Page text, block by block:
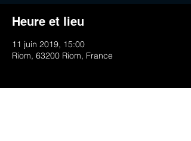
Heure et lieu
11 juin 2019, 15:00
Riom, 63200 Riom, France